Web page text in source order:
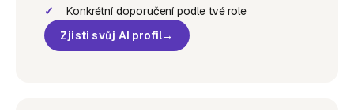
✓
Konkrétní doporučení podle tvé role
Zjisti svůj AI profil→